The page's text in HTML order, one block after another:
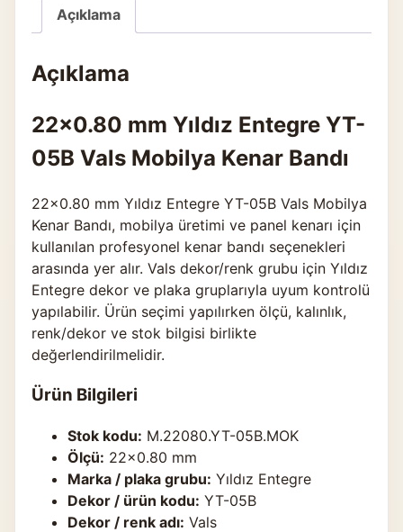
Açıklama
Açıklama
22×0.80 mm Yıldız Entegre YT-
05B Vals Mobilya Kenar Bandı
22×0.80 mm Yıldız Entegre YT-05B Vals Mobilya
Kenar Bandı, mobilya üretimi ve panel kenarı için
kullanılan profesyonel kenar bandı seçenekleri
arasında yer alır. Vals dekor/renk grubu için Yıldız
Entegre dekor ve plaka gruplarıyla uyum kontrolü
yapılabilir. Ürün seçimi yapılırken ölçü, kalınlık,
renk/dekor ve stok bilgisi birlikte
değerlendirilmelidir.
Ürün Bilgileri
Stok kodu: M.22080.YT-05B.MOK
Ölçü: 22×0.80 mm
Marka / plaka grubu: Yıldız Entegre
Dekor / ürün kodu: YT-05B
Dekor / renk adı: Vals